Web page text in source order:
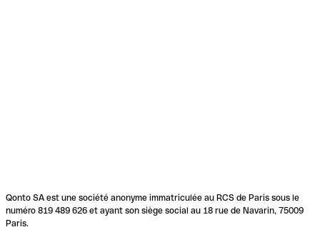
Qonto SA est une société anonyme immatriculée au RCS de Paris sous le
numéro 819 489 626 et ayant son siège social au 18 rue de Navarin, 75009
Paris.